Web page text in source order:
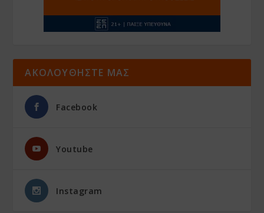
ΑΚΟΛΟΥΘΗΣΤΕ ΜΑΣ
Facebook
Youtube
Instagram